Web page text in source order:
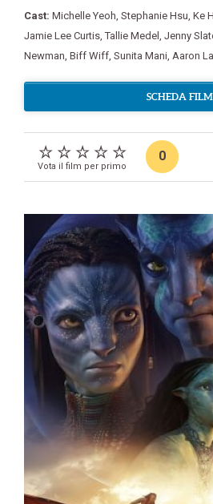
Cast: Michelle Yeoh, Stephanie Hsu, Ke
Jamie Lee Curtis,Tallie Medel , Jenny
Newman, Biff Wiff, Sunita Mani, Aaron
SCHEDA FILM
Vota il film per primo
0